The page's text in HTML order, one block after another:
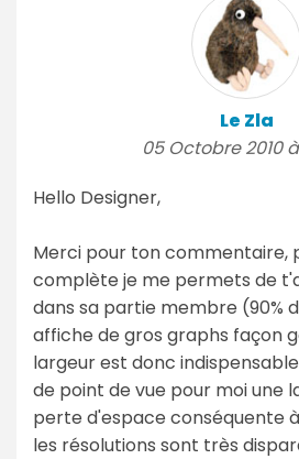
Le Zla
05 Octobre 2010
Hello Designer,
Merci pour ton commentaire,
complète je me permets de
dans sa partie membre (90%
affiche de gros graphs façon
largeur est donc
de point de vue pour moi une
perte d'espace conséquente
les résolutions sont très